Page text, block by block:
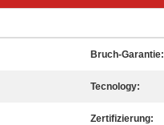
Bruch-Garantie:
Tecnology:
Zertifizierung: